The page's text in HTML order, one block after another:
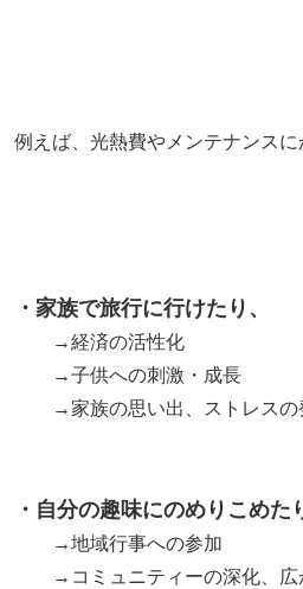
例えば、光熱費やメンテナンスに
・家族で旅行に行けたり、
→経済の活性化
→子供への刺激・成長
→家族の思い出、ストレスの
・自分の趣味にのめりこめた
→地域行事への参加
→コミュニティーの深化、広